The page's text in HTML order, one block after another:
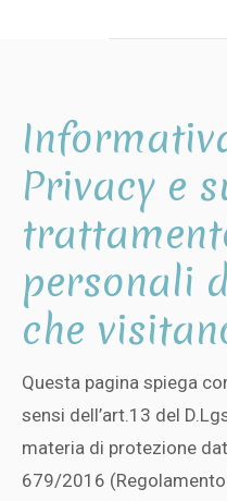
Privacy e
personali
che
Questa pagina spiega
sensi dell’art.13 del
materia di protezione
679/2016